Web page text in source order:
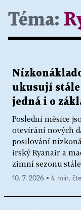
Téma:
ukusují
jedná i o
Poslední měsíce
otevírání nových
posilování
irský Ryanair a
zimní sezonu
10. 7. 2026 ▪ 4 min.